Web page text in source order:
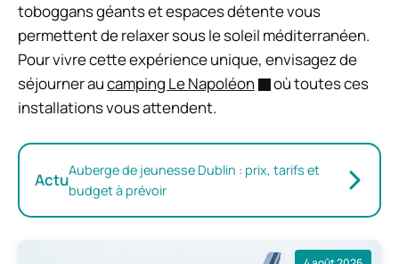
toboggans géants et espaces détente vous
permettent de relaxer sous le soleil méditerranéen.
Pour vivre cette expérience unique, envisagez de
séjourner aucamping Le Napoléon
où toutes ces
installations vous attendent.
ActuAuberge de jeunesse Dublin : prix, tarifs et
budget à prévoir